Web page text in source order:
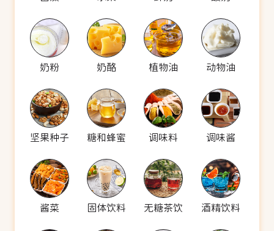
奶粉 奶酪 植物油 动物油
坚果种子 糖和蜂蜜 调味料 调味酱
酱菜 固体饮料 无糖茶饮 酒精饮料